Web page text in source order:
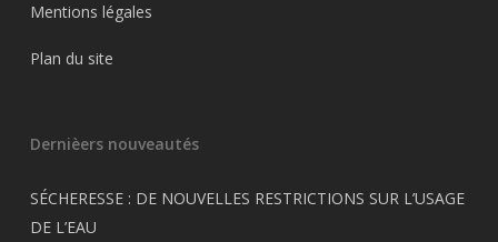
Mentions légales
Plan du site
Dernièers nouveautés
SÉCHERESSE : DE NOUVELLES RESTRICTIONS SUR L’USAGE
DE L’EAU